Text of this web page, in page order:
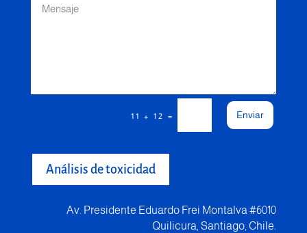
11 + 12 = Enviar
Análisis de toxicidad
Av. Presidente Eduardo Frei Montalva #6010
Quilicura, Santiago, Chile.